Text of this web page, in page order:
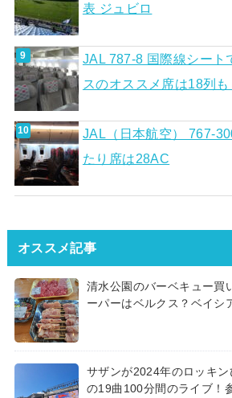
表 ジュビロ
JAL 787-8 国際線シート
スのオススメ席は18列も
JAL（日本航空） 767-
たり席は28AC
オススメ記事
清水公園のバーベキュー買
ーパーはベルクス？ベイシ
サザンが2024年のロッキ
の19曲100分間のライブ！